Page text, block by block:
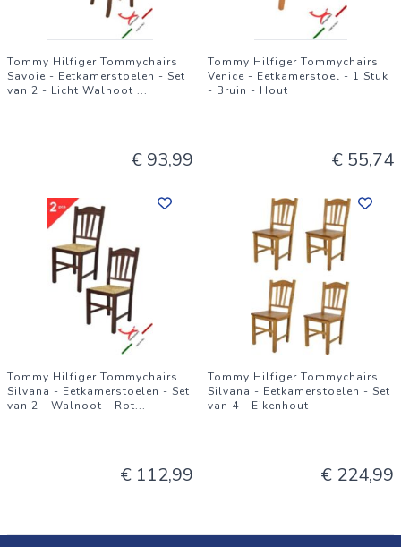
Tommy Hilfiger Tommychairs
Savoie - Eetkamerstoelen - Set
van 2 - Licht Walnoot ...
€ 93,99
Tommy Hilfiger Tommychairs
Venice - Eetkamerstoel - 1 Stuk
- Bruin - Hout
€ 55,74
Tommy Hilfiger Tommychairs
Silvana - Eetkamerstoelen - Set
van 2 - Walnoot - Rot...
€ 112,99
Tommy Hilfiger Tommychairs
Silvana - Eetkamerstoelen - Set
van 4 - Eikenhout
€ 224,99